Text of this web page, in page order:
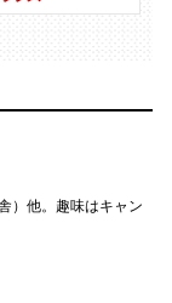
）他。趣味はキャン